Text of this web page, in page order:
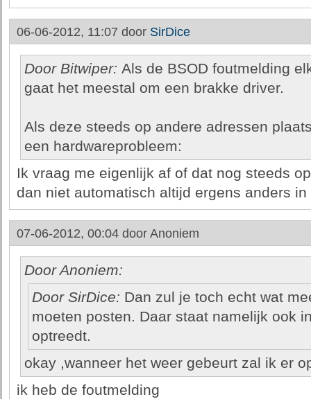
06-06-2012, 11:07 door SirDice
Door Bitwiper: Als de BSOD foutmelding
gaat het meestal om een brakke driver.
Als deze steeds op andere adressen
een hardwareprobleem:
Ik vraag me eigenlijk af of dat nog steeds
dan niet automatisch altijd ergens anders
07-06-2012, 00:04 door Anoniem
Door Anoniem:
Door SirDice: Dan zul je toch echt wat
moeten posten. Daar staat namelijk ook
optreedt.
okay ,wanneer het weer gebeurt zal ik er
ik heb de foutmelding